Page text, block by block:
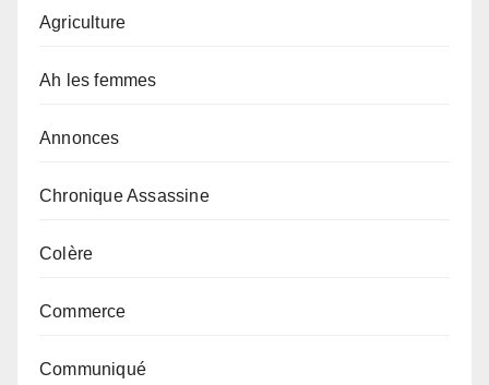
Agriculture
Ah les femmes
Annonces
Chronique Assassine
Colère
Commerce
Communiqué